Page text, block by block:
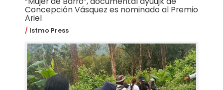
Concepción Vásquez es nominado al Premio
Ariel
Istmo Press